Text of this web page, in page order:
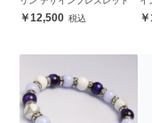
12,500